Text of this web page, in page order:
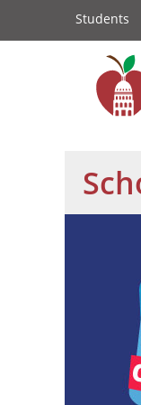
Links
Students